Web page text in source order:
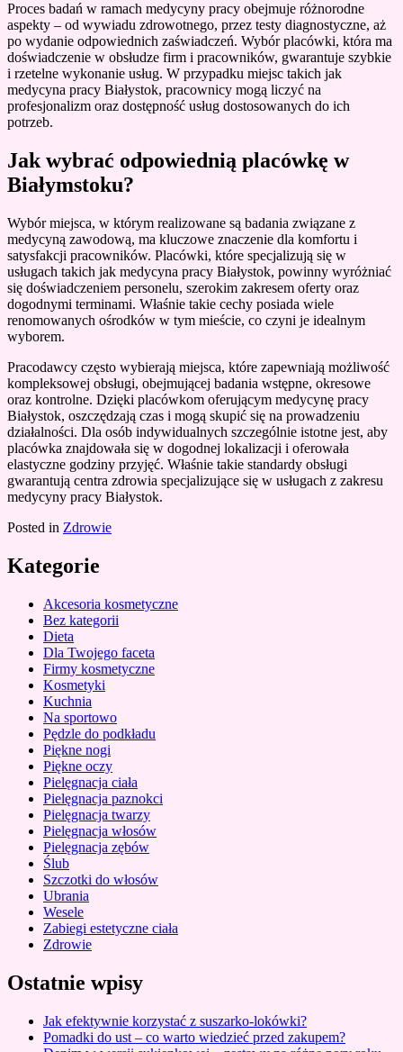
Proces badań w ramach medycyny pracy obejmuje różnorodne
aspekty – od wywiadu zdrowotnego, przez testy diagnostyczne, aż
po wydanie odpowiednich zaświadczeń. Wybór placówki, która ma
doświadczenie w obsłudze firm i pracowników, gwarantuje szybkie
i rzetelne wykonanie usług. W przypadku miejsc takich jak
medycyna pracy Białystok, pracownicy mogą liczyć na
profesjonalizm oraz dostępność usług dostosowanych do ich
potrzeb.
Jak wybrać odpowiednią placówkę w
Białymstoku?
Wybór miejsca, w którym realizowane są badania związane z
medycyną zawodową, ma kluczowe znaczenie dla komfortu i
satysfakcji pracowników. Placówki, które specjalizują się w
usługach takich jak medycyna pracy Białystok, powinny wyróżniać
się doświadczeniem personelu, szerokim zakresem oferty oraz
dogodnymi terminami. Właśnie takie cechy posiada wiele
renomowanych ośrodków w tym mieście, co czyni je idealnym
wyborem.
Pracodawcy często wybierają miejsca, które zapewniają możliwość
kompleksowej obsługi, obejmującej badania wstępne, okresowe
oraz kontrolne. Dzięki placówkom oferującym medycynę pracy
Białystok, oszczędzają czas i mogą skupić się na prowadzeniu
działalności. Dla osób indywidualnych szczególnie istotne jest, aby
placówka znajdowała się w dogodnej lokalizacji i oferowała
elastyczne godziny przyjęć. Właśnie takie standardy obsługi
gwarantują centra zdrowia specjalizujące się w usługach z zakresu
medycyny pracy Białystok.
Posted in Zdrowie
Kategorie
Akcesoria kosmetyczne
Bez kategorii
Dieta
Dla Twojego faceta
Firmy kosmetyczne
Kosmetyki
Kuchnia
Na sportowo
Pędzle do podkładu
Piękne nogi
Piękne oczy
Pielęgnacja ciała
Pielęgnacja paznokci
Pielęgnacja twarzy
Pielęgnacja włosów
Pielęgnacja zębów
Ślub
Szczotki do włosów
Ubrania
Wesele
Zabiegi estetyczne ciała
Zdrowie
Ostatnie wpisy
Jak efektywnie korzystać z suszarko-lokówki?
Pomadki do ust – co warto wiedzieć przed zakupem?